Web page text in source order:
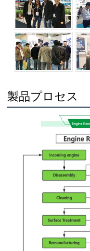
製品プロセス